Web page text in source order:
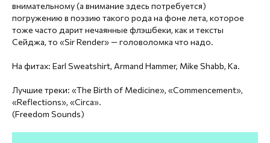
внимательному (а внимание здесь потребуется)
погружению в поэзию такого рода на фоне лета, которое
тоже часто дарит нечаянные флэшбеки, как и тексты
Сейджа, то «Sir Render» — головоломка что надо.
На фитах: Earl Sweatshirt, Armand Hammer, Mike Shabb, Ka.
Лучшие треки: «The Birth of Medicine», «Commencement»,
«Reflections», «Circa».
(Freedom Sounds)